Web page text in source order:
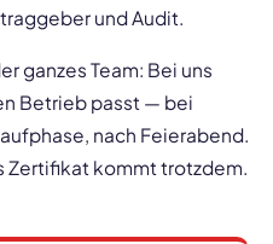
und Audit.
ganzes Team: Bei uns
Betrieb passt — bei
nach Feierabend.
Zertifikat kommt trotzdem.